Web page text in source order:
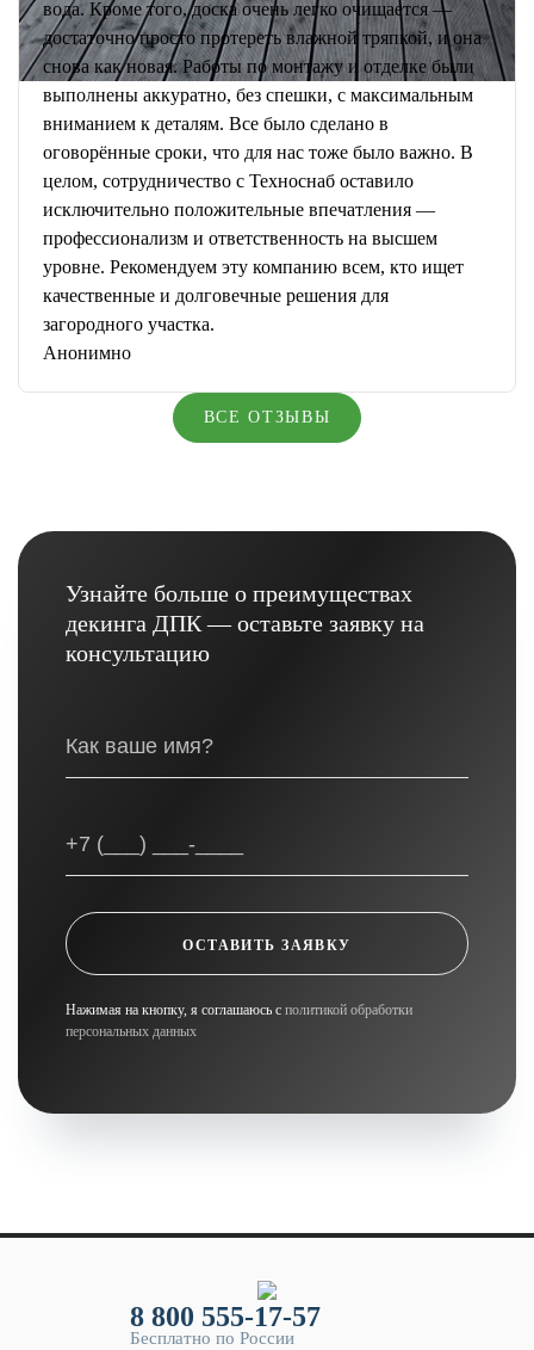
вода. Кроме того, доска очень легко очищается —
достаточно просто протереть влажной тряпкой, и она
снова как новая. Работы по монтажу и отделке были
выполнены аккуратно, без спешки, с максимальным
вниманием к деталям. Все было сделано в
оговорённые сроки, что для нас тоже было важно. В
целом, сотрудничество с Техноснаб оставило
исключительно положительные впечатления —
профессионализм и ответственность на высшем
уровне. Рекомендуем эту компанию всем, кто ищет
качественные и долговечные решения для
загородного участка.
Анонимно
ВСЕ ОТЗЫВЫ
Узнайте больше о преимуществах
декинга ДПК — оставьте заявку на
консультацию
ОСТАВИТЬ ЗАЯВКУ
Нажимая на кнопку, я соглашаюсь с политикой обработки
персональных данных
8 800 555-17-57
Бесплатно по России